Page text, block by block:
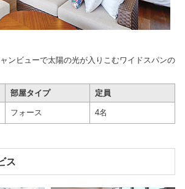
ンビューで太陽の光が入りこむワイドスパンの
部屋タイプ 定員
フォース 4名
ス